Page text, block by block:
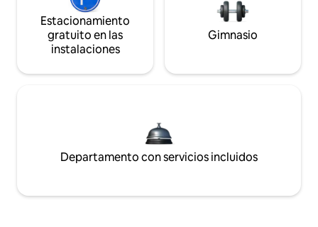
Estacionamiento
gratuito en las
instalaciones
Gimnasio
Departamento con servicios incluidos